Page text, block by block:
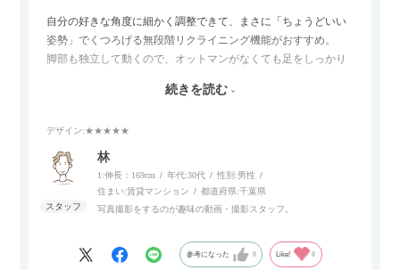
自分の好きな角度に細かく調整できて、まさに「ちょうどいい
姿勢」でくつろげる無段階リクライニング機能がおすすめ。
脚部も独立して動くので、オットマンがなくても足をしっかり
スマホやタブレットを充電しながらリラックスできるのが嬉し
個人的にはコードレス＆充電式なので、コンセントの場所を気
にせず、好きな場所に置けるのが画期的に感じました。
続きを読む
デザイン:★★★★★
林
1:伸長：169cm 年代:30代 性別:男性
住まい:賃貸マンション 都道府県:千葉県
写真撮影をするのが趣味の動画・撮影スタッフ。
参考になった 0 Like! 0